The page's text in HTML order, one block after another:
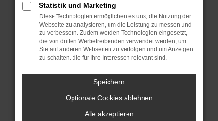
Betriebssystem auf dem neuesten Stand
sind.
Veraltete Software birgt nicht nur ein
Sicherheitsrisiko, sondern kann auch dazu
führen, dass bestimmte Funktionen nicht mehr
unterstützt werden.
Wende dich an den Webseitenbetreiber.
Wenn du alle oben genannten Schritte versucht
hast, kontaktiere uns bitte. Wir werden
versuchen, das Problem zu beheben. Du kannst
uns diesen Text schicken, um uns bei der
Statistik und Marketing
Diese Technologien ermöglichen es uns, die Nutzung der
Webseite zu analysieren, um die Leistung zu messen und
zu verbessern. Zudem werden Technologien eingesetzt,
die von dritten Werbetreibenden verwendet werden, um
Sie auf anderen Webseiten zu verfolgen und um Anzeigen
zu schalten, die für Ihre Interessen relevant sind.
Speichern
Optionale Cookies ablehnen
Alle akzeptieren